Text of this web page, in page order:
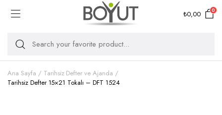
₺0,00 0
Ana Sayfa
Tarihsiz Defter ve Ajanda
Tarihsiz Defter 15×21 Tokalı – DFT 1524